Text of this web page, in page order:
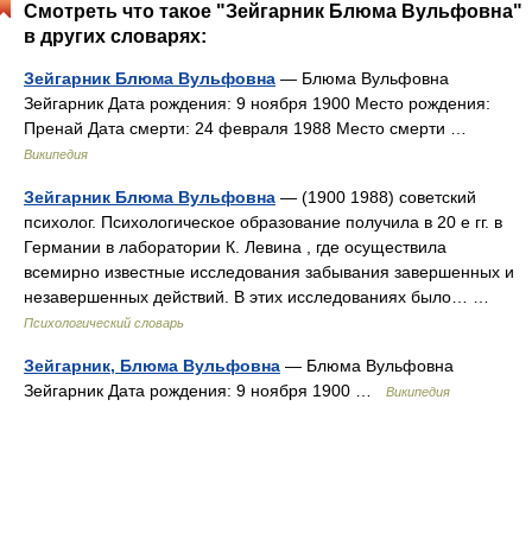
Смотреть что такое "Зейгарник Блюма Вульфовна"
в других словарях:
Зейгарник Блюма Вульфовна — Блюма Вульфовна
Зейгарник Дата рождения: 9 ноября 1900 Место рождения:
Пренай Дата смерти: 24 февраля 1988 Место смерти …
Википедия
Зейгарник Блюма Вульфовна — (1900 1988) советский
психолог. Психологическое образование получила в 20 е гг. в
Германии в лаборатории К. Левина , где осуществила
всемирно известные исследования забывания завершенных и
незавершенных действий. В этих исследованиях было… …
Психологический словарь
Зейгарник, Блюма Вульфовна — Блюма Вульфовна
Зейгарник Дата рождения: 9 ноября 1900 …
Википедия